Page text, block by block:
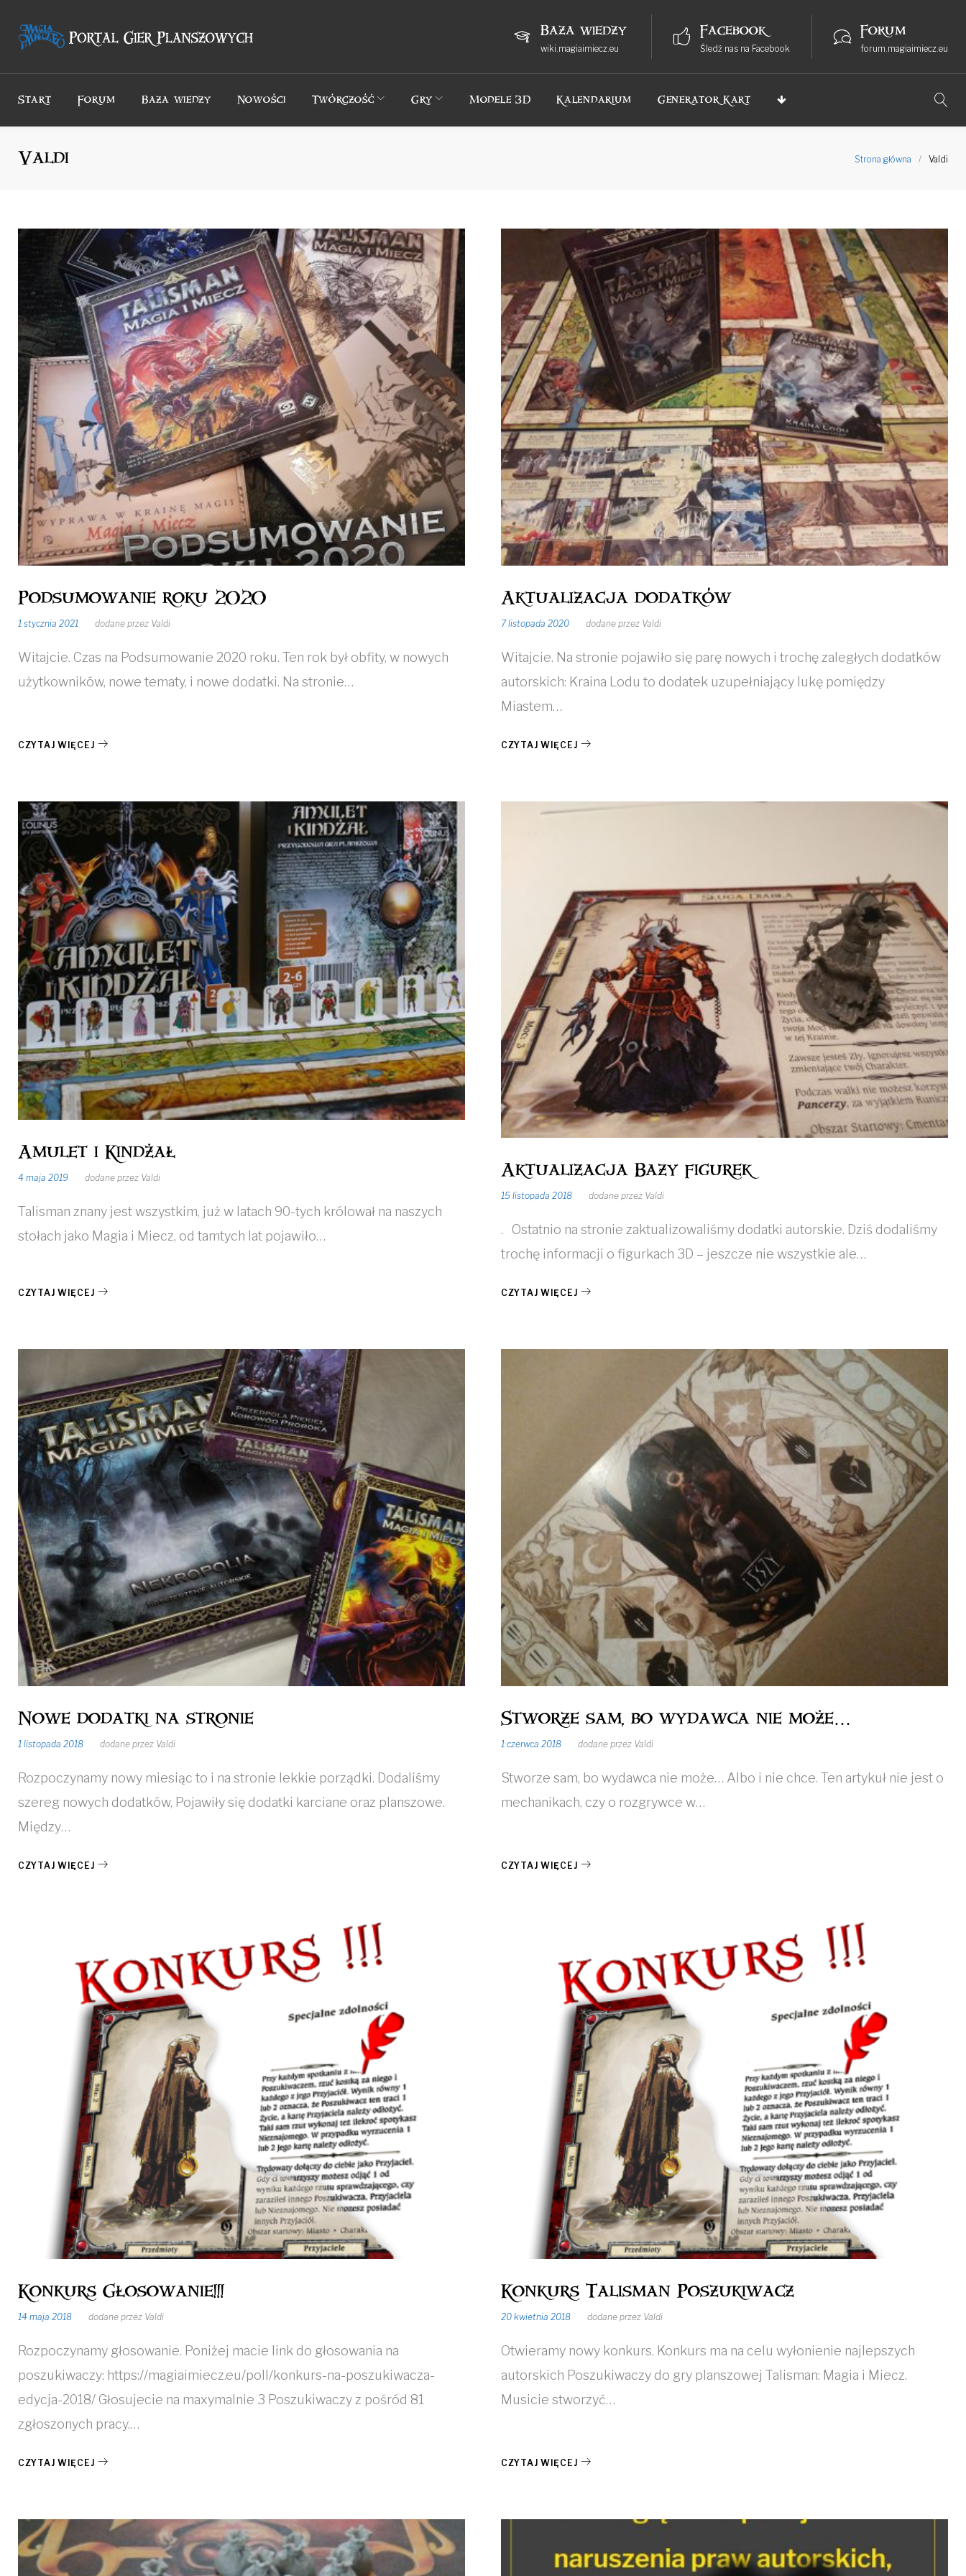
Baza wiedzy
wiki.magiaimiecz.eu
Facebook
Śledź nas na Facebook
Forum
forum.magiaimiecz.eu
Start Forum Baza wiedzy Nowości Twórczość Gry Modele 3D Kalendarium Generator Kart
Valdi Strona główna / Valdi
Autor:
Valdi
Podsumowanie roku 2020
1 stycznia 2021 dodane przez Valdi
Witajcie. Czas na Podsumowanie 2020 roku. Ten rok był obfity, w nowych
użytkowników, nowe tematy, i nowe dodatki. Na stronie…
CZYTAJ WIĘCEJ
Aktualizacja dodatków
7 listopada 2020 dodane przez Valdi
Witajcie. Na stronie pojawiło się parę nowych i trochę zaległych dodatków
autorskich: Kraina Lodu to dodatek uzupełniający lukę pomiędzy
Miastem…
CZYTAJ WIĘCEJ
Amulet i Kindżał
4 maja 2019 dodane przez Valdi
Talisman znany jest wszystkim, już w latach 90-tych królował na naszych
stołach jako Magia i Miecz, od tamtych lat pojawiło…
CZYTAJ WIĘCEJ
Aktualizacja Bazy figurek
15 listopada 2018 dodane przez Valdi
. Ostatnio na stronie zaktualizowaliśmy dodatki autorskie. Dziś dodaliśmy
trochę informacji o figurkach 3D – jeszcze nie wszystkie ale…
CZYTAJ WIĘCEJ
Nowe dodatki na stronie
1 listopada 2018 dodane przez Valdi
Rozpoczynamy nowy miesiąc to i na stronie lekkie porządki. Dodaliśmy
szereg nowych dodatków, Pojawiły się dodatki karciane oraz planszowe.
Między…
CZYTAJ WIĘCEJ
Stworze sam, bo wydawca nie może…
1 czerwca 2018 dodane przez Valdi
Stworze sam, bo wydawca nie może… Albo i nie chce. Ten artykuł nie jest o
mechanikach, czy o rozgrywce w…
CZYTAJ WIĘCEJ
Konkurs Głosowanie!!!
14 maja 2018 dodane przez Valdi
Rozpoczynamy głosowanie. Poniżej macie link do głosowania na
poszukiwaczy: https://magiaimiecz.eu/poll/konkurs-na-poszukiwacza-
edycja-2018/ Głosujecie na maxymalnie 3 Poszukiwaczy z pośród 81
zgłoszonych pracy.…
CZYTAJ WIĘCEJ
Konkurs Talisman Poszukiwacz
20 kwietnia 2018 dodane przez Valdi
Otwieramy nowy konkurs. Konkurs ma na celu wyłonienie najlepszych
autorskich Poszukiwaczy do gry planszowej Talisman: Magia i Miecz.
Musicie stworzyć…
CZYTAJ WIĘCEJ